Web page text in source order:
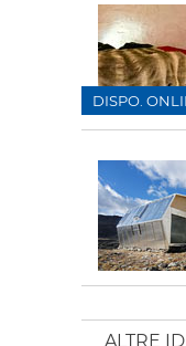
DISPO.
ALTRE